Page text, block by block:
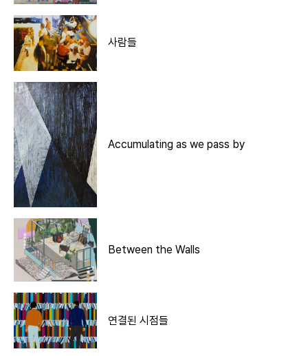
사람들
Accumulating as we pass by
Between the Walls
연결된 시점들